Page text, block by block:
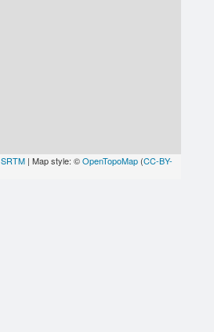
SRTM | Map style: ©OpenTopoMap (CC-BY-